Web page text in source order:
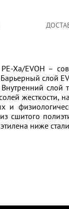
Xa/EVOH –
слой
слой
и
сшитого
ниже